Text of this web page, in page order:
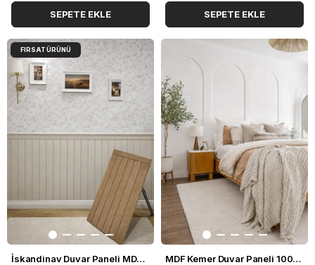
SEPETE EKLE SEPETE EKLE
İskandinav Duvar Paneli MDF 54*104 cm
FIRSAT ÜRÜNÜ
MDF Kemer Duvar Paneli 100*265 cm